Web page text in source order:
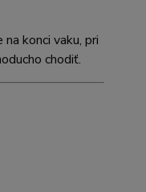
konci vaku, pri
chodiť.